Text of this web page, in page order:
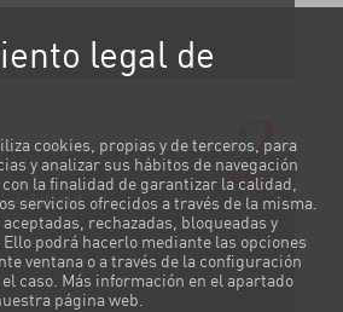
2
legal de
cookies, propias y de terceros, para
y analizar sus hábitos de navegación
la finalidad de garantizar la calidad,
servicios ofrecidos a través de la misma.
rechazadas, bloqueadas y
podrá hacerlo mediante las opciones
ventana o a través de la configuración
caso. Más información en el apartado
página web.